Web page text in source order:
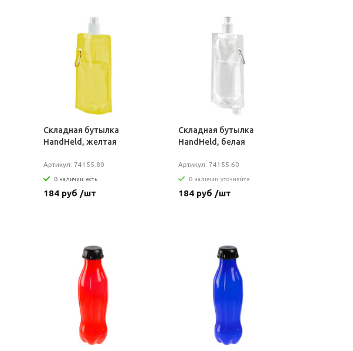
Складная бутылка
HandHeld, желтая
Артикул: 74155.80
В наличии: есть
184 руб /шт
Складная бутылка
HandHeld, белая
Артикул: 74155.60
В наличии: уточняйте
184 руб /шт